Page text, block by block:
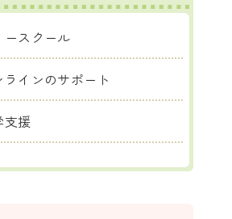
ースクール
ラインのサポート
支援